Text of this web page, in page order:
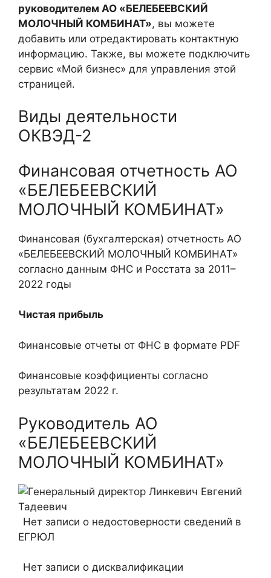
руководителем АО «БЕЛЕБЕЕВСКИЙ
МОЛОЧНЫЙ КОМБИНАТ», вы можете
добавить или отредактировать контактную
информацию. Также, вы можете подключить
сервис «Мой бизнес» для управления этой
страницей.
Виды деятельности
ОКВЭД-2
Финансовая отчетность АО
«БЕЛЕБЕЕВСКИЙ
МОЛОЧНЫЙ КОМБИНАТ»
Финансовая (бухгалтерская) отчетность АО
«БЕЛЕБЕЕВСКИЙ МОЛОЧНЫЙ КОМБИНАТ»
согласно данным ФНС и Росстата за 2011–
2022 годы
Чистая прибыль
Финансовые отчеты от ФНС в формате PDF
Финансовые коэффициенты согласно
результатам 2022 г.
Руководитель АО
«БЕЛЕБЕЕВСКИЙ
МОЛОЧНЫЙ КОМБИНАТ»
Нет записи о недостоверности сведений в
ЕГРЮЛ
Нет записи о дисквалификации